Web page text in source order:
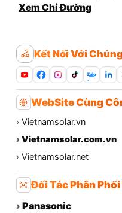
Xem Chỉ Đường
Kết Nối Với
Zalo
WebSite Cùng
› Vietnamsolar.vn
› Vietnamsolar.com.vn
› Vietnamsolar.net
Đối Tác Phân
› Panasonic